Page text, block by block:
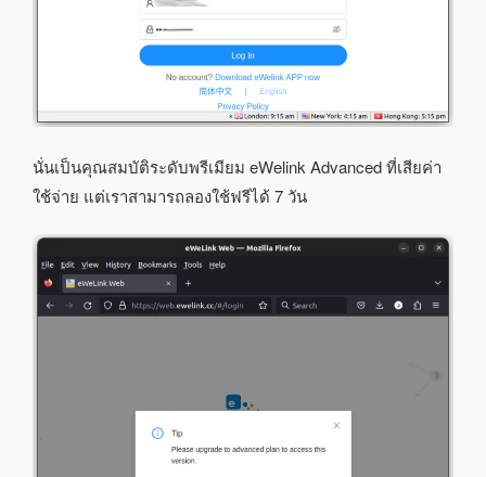
นั่นเป็นคุณสมบัติระดับพรีเมียม eWelink Advanced ที่เสียค่า
ใช้จ่าย แต่เราสามารถลองใช้ฟรีได้ 7 วัน